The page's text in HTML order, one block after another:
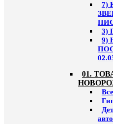
7)
3)
9)
01.